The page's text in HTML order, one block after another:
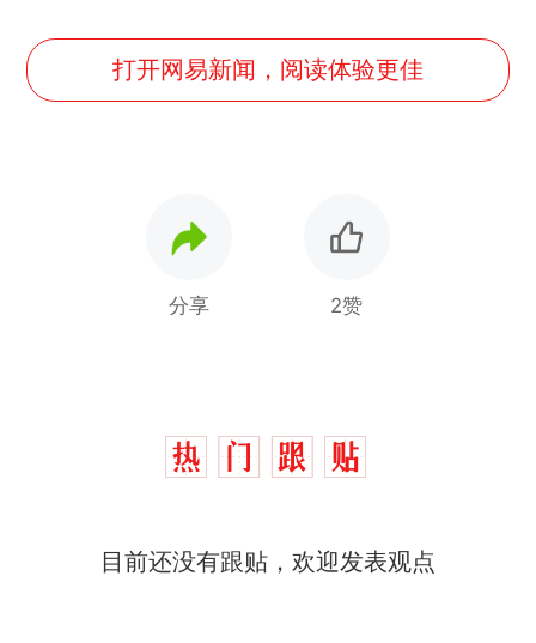
打开网易新闻，阅读体验更佳
分享 2赞
目前还没有跟贴，欢迎发表观点
热
十多万人报名的考试，成绩
家，刚改国名，总统就邀请中